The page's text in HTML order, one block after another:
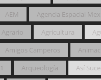
AEM
Agencia Espacial
Agrario Agricultura
Amigos Camperos
Arqueología
Así